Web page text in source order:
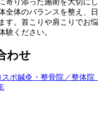
寄り添った施術を大切に
全体のバランスを整え、
す。首こりや肩こりでお
験ください。
わせ